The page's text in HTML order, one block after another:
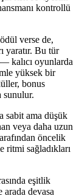
kontrollü
verse de,
yaratır. Bu tür
kalıcı oyunlarda
yüksek bir
bonus
sunulur.
sabit ama düşük
veya daha uzun
öncelik
sağladıkları
eşitlik
devasa